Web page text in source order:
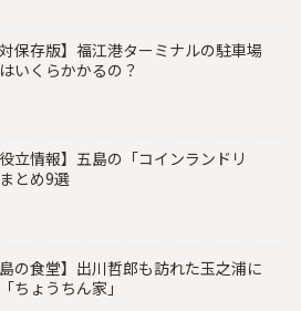
対保存版】福江港ターミナルの駐車場
いくらかかるの？
役立情報】五島の「コインランドリ
とめ9選
島の食堂】出川哲郎も訪れた玉之浦に
ちょうちん家」